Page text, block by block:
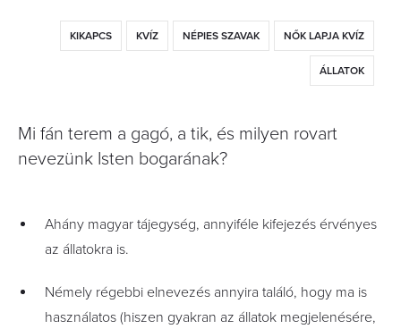
KIKAPCS KVÍZ NÉPIES SZAVAK NŐK LAPJA KVÍZ
ÁLLATOK
Mi fán terem a gagó, a tik, és milyen rovart
nevezünk Isten bogarának?
Ahány magyar tájegység, annyiféle kifejezés érvényes
az állatokra is.
Némely régebbi elnevezés annyira találó, hogy ma is
használatos (hiszen gyakran az állatok megjelenésére,